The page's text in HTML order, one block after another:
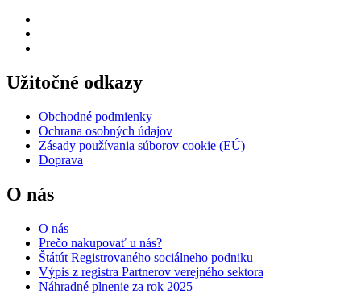
Užitočné odkazy
Obchodné podmienky
Ochrana osobných údajov
Zásady používania súborov cookie (EÚ)
Doprava
O nás
O nás
Prečo nakupovať u nás?
Štátút Registrovaného sociálneho podniku
Výpis z registra Partnerov verejného sektora
Náhradné plnenie za rok 2025